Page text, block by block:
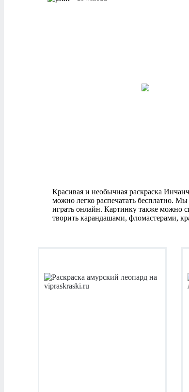
Красивая и необычная раскраска
можно легко распечатать бесплатно.
играть онлайн. Картинку также можно
творить карандашами, фломастерами,